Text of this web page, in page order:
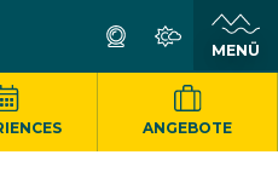
ANGEBOTE